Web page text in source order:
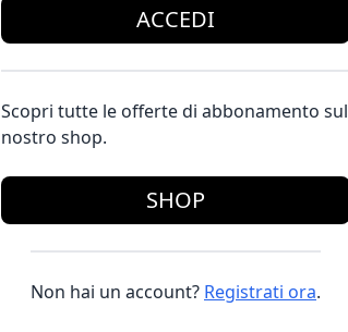
ACCEDI
Scopri tutte le offerte di abbonamento sul
nostro shop.
SHOP
Non hai un account? Registrati ora.